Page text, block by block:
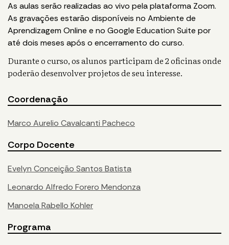
As aulas serão realizadas ao vivo pela plataforma Zoom.
As gravações estarão disponíveis no Ambiente de
Aprendizagem Online e no Google Education Suite por
até dois meses após o encerramento do curso.
Durante o curso, os alunos participam de 2 oficinas onde
poderão desenvolver projetos de seu interesse.
Coordenação
Marco Aurelio Cavalcanti Pacheco
Corpo Docente
Evelyn Conceição Santos Batista
Leonardo Alfredo Forero Mendonza
Manoela Rabello Kohler
Programa